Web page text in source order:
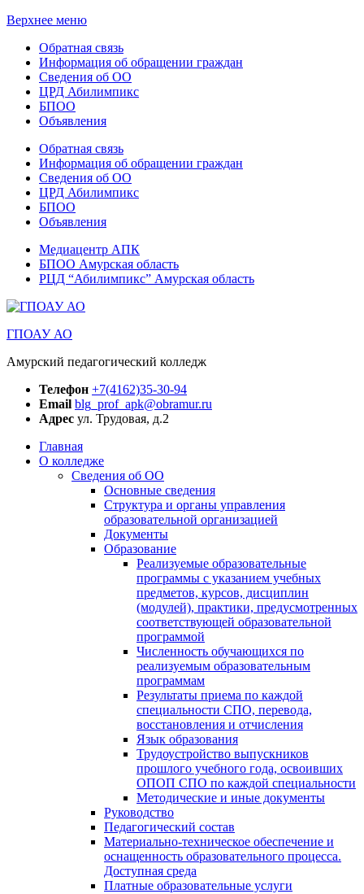
Верхнее меню
Обратная связь
Информация об обращении граждан
Сведения об ОО
ЦРД Абилимпикс
БПОО
Объявления
Обратная связь
Информация об обращении граждан
Сведения об ОО
ЦРД Абилимпикс
БПОО
Объявления
Медиацентр АПК
БПОО Амурская область
РЦД “Абилимпикс” Амурская область
ГПОАУ АО
Амурский педагогический колледж
Телефон +7(4162)35-30-94
Email blg_prof_apk@obramur.ru
Адрес ул. Трудовая, д.2
Главная
О колледже
Сведения об ОО
Основные сведения
Структура и органы управления
образовательной организацией
Документы
Образование
Реализуемые образовательные
программы с указанием учебных
предметов, курсов, дисциплин
(модулей), практики, предусмотренных
соответствующей образовательной
программой
Численность обучающихся по
реализуемым образовательным
программам
Результаты приема по каждой
специальности СПО, перевода,
восстановления и отчисления
Язык образования
Трудоустройство выпускников
прошлого учебного года, освоивших
ОПОП СПО по каждой специальности
Методические и иные документы
Руководство
Педагогический состав
Материально-техническое обеспечение и
оснащенность образовательного процесса.
Доступная среда
Платные образовательные услуги